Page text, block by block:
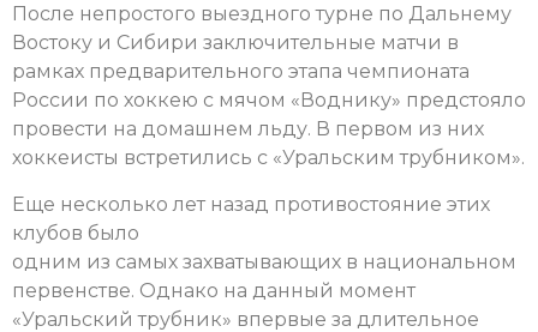
После непростого выездного турне по Дальнему
Востоку и Сибири заключительные матчи в
рамках предварительного этапа чемпионата
России по хоккею с мячом «Воднику» предстояло
провести на домашнем льду. В первом из них
хоккеисты встретились с «Уральским трубником».
Еще несколько лет назад противостояние этих
клубов было
одним из самых захватывающих в национальном
первенстве. Однако на данный момент
«Уральский трубник» впервые за длительное